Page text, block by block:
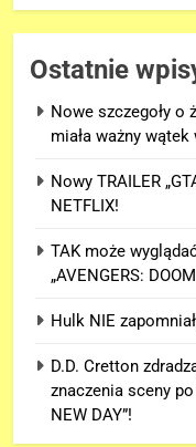
Ostatnie
Nowe szczegoły o
miała ważny wątek
Nowy TRAILER
NETFLIX!
TAK może
„AVENGERS:
Hulk NIE
D.D. Cretton
znaczenia sceny po
NEW DAY”!